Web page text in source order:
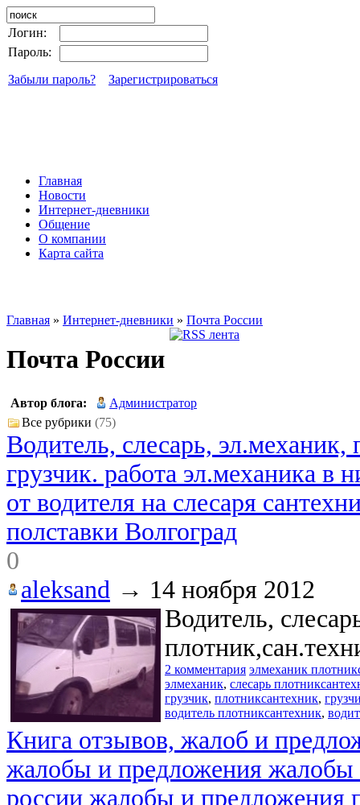
Логин:
Пароль:
Забыли пароль?
Зарегистрироваться
Главная
Новости
Интернет-дневники
Общение
О компании
Карта сайта
Главная » Интернет-дневники » Почта России
Почта России
Автор блога:
Администратор
Все рубрики (75)
Водитель, слесарь, эл.механик,
грузчик. работа эл.механика в
от водителя на слесаря
полставки Волгоград
0
aleksand → 14 ноября 2012
Водитель,
2 комментария элмеханик
элмеханик, слесарь
грузчик, плотниксантехник,
водитель плотниксантехник,
Книга отзывов, жалоб и
жалобы и предложения жалобы
россии жалобы и предложения